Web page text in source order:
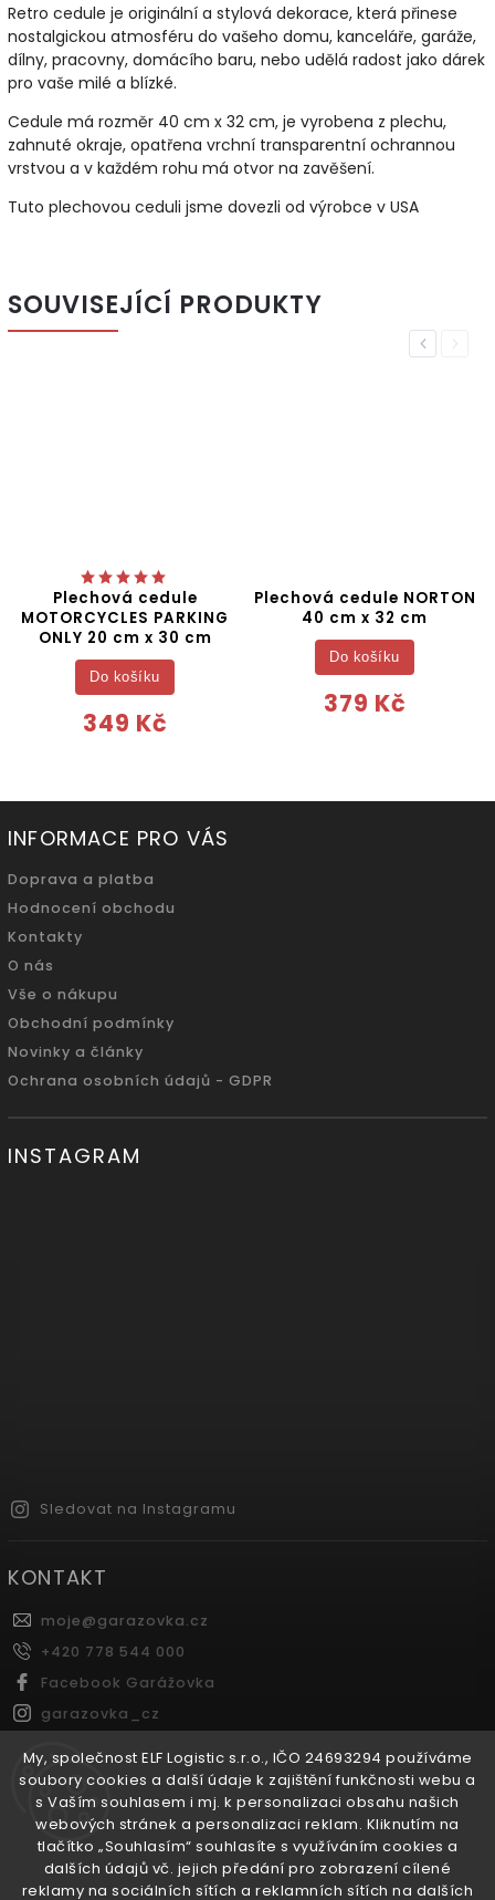
My, společnost ELF Logistic s.r.o., IČO 24693294 používáme
soubory cookies a další údaje k zajištění funkčnosti webu a
s Vaším souhlasem i mj. k personalizaci obsahu našich
webových stránek a personalizaci reklam. Kliknutím na
tlačítko „Souhlasím“ souhlasíte s využíváním cookies a
dalších údajů vč. jejich předání pro zobrazení cílené
reklamy na sociálních sítích a reklamních sítích na dalších
Retro cedule je originální a stylová dekorace, která přinese
nostalgickou atmosféru do vašeho domu, kanceláře, garáže,
dílny, pracovny, domácího baru, nebo udělá radost jako dárek
pro vaše milé a blízké.
Cedule má rozměr 40 cm x 32 cm, je vyrobena z plechu,
zahnuté okraje, opatřena vrchní transparentní ochrannou
vrstvou a v každém rohu má otvor na zavěšení.
Tuto plechovou ceduli jsme dovezli od výrobce v USA
SOUVISEJÍCÍ PRODUKTY
Previous
Plechová cedule
MOTORCYCLES PARKING
ONLY 20 cm x 30 cm
349 Kč
Do košíku
Plechová cedule NORTON
40 cm x 32 cm
379 Kč
Do košíku
Next
INFORMACE PRO VÁS
Doprava a platba
Hodnocení obchodu
Kontakty
O nás
Vše o nákupu
Obchodní podmínky
Novinky a články
Ochrana osobních údajů - GDPR
INSTAGRAM
Sledovat na Instagramu
KONTAKT
moje@garazovka.cz
+420 778 544 000
Facebook Garážovka
garazovka_cz
FACEBOOK